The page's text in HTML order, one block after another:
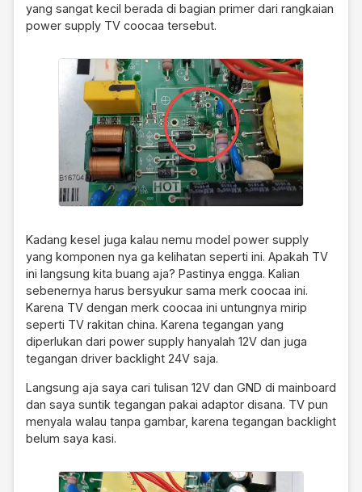
yang sangat kecil berada di bagian primer dari rangkaian
power supply TV coocaa tersebut.
Kadang kesel juga kalau nemu model power supply
yang komponen nya ga kelihatan seperti ini. Apakah TV
ini langsung kita buang aja? Pastinya engga. Kalian
sebenernya harus bersyukur sama merk coocaa ini.
Karena TV dengan merk coocaa ini untungnya mirip
seperti TV rakitan china. Karena tegangan yang
diperlukan dari power supply hanyalah 12V dan juga
tegangan driver backlight 24V saja.
Langsung aja saya cari tulisan 12V dan GND di mainboard
dan saya suntik tegangan pakai adaptor disana. TV pun
menyala walau tanpa gambar, karena tegangan backlight
belum saya kasi.